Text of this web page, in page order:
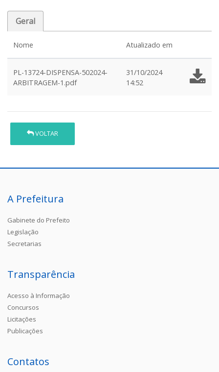
Geral
Nome Atualizado em
PL-13724-DISPENSA-502024-
ARBITRAGEM-1.pdf
31/10/2024
14:52
VOLTAR
A Prefeitura
Gabinete do Prefeito
Legislação
Secretarias
Transparência
Acesso à Informação
Concursos
Licitações
Publicações
Contatos